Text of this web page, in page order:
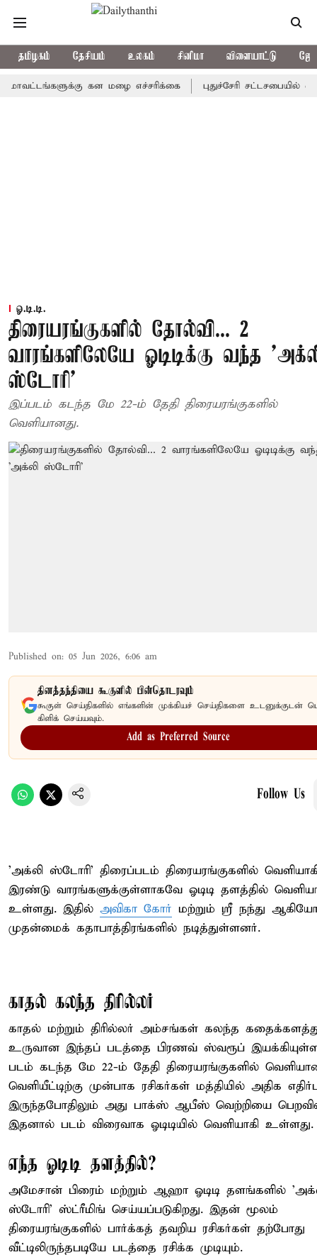
தமிழகம் தேசியம் உலகம் சினிமா விளையாட்டு
கன மழை எச்சரிக்கை புதுச்சேரி சட்டசபையில் வரும்
ஓ.டி.டி.
திரையரங்குகளில் தோல்வி... 2
வாரங்களிலேயே ஓடிடிக்கு வந்த
ஸ்டோரி'
இப்படம் கடந்த மே 22-ம் தேதி திரையரங்குகளில்
வெளியானது.
Published on: 05 Jun 2026, 6:06 am
தினத்தந்தியை கூகுளில் பின்தொடரவும்
கூகுள் செய்திகளில் எங்களின் முக்கியச் செய்திகளை உடனுக்குடன்
கிளிக் செய்யவும்.
Add as Preferred Source
Follow Us
'அக்லி ஸ்டோரி' திரைப்படம் திரையரங்குகளில்
இரண்டு வாரங்களுக்குள்ளாகவே ஓடிடி தளத்தில்
உள்ளது. இதில் அவிகா கோர் மற்றும் ஸ்ரீ நந்து
முதன்மைக் கதாபாத்திரங்களில் நடித்துள்ளனர்.
காதல் கலந்த திரில்லர்
காதல் மற்றும் திரில்லர் அம்சங்கள் கலந்த
உருவான இந்தப் படத்தை பிரணவ் ஸ்வரூப்
படம் கடந்த மே 22-ம் தேதி திரையரங்குகளில்
வெளியீட்டிற்கு முன்பாக ரசிகர்கள் மத்தியில் அதிக
இருந்தபோதிலும் அது பாக்ஸ் ஆபீஸ் வெற்றியை
இதனால் படம் விரைவாக ஓடிடியில் வெளியாகி உள்ளது.
எந்த ஓடிடி தளத்தில்?
அமேசான் பிரைம் மற்றும் ஆஹா ஓடிடி தளங்களில்
ஸ்டோரி' ஸ்ட்ரீமிங் செய்யப்படுகிறது. இதன் மூலம்
திரையரங்குகளில் பார்க்கத் தவறிய ரசிகர்கள் தற்போது
வீட்டிலிருந்தபடியே படத்தை ரசிக்க முடியும்.